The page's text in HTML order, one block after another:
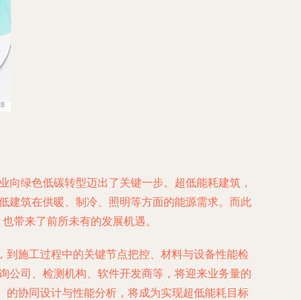
绿色低碳转型迈出了关键一步。超低能耗建筑，
建筑在供暖、制冷、照明等方面的能源需求。而此
带来了前所未有的发展机遇。
到施工过程中的关键节点把控、材料与设备性能检
公司、检测机构、软件开发商等，将迎来业务量的
协同设计与性能分析，将成为实现超低能耗目标